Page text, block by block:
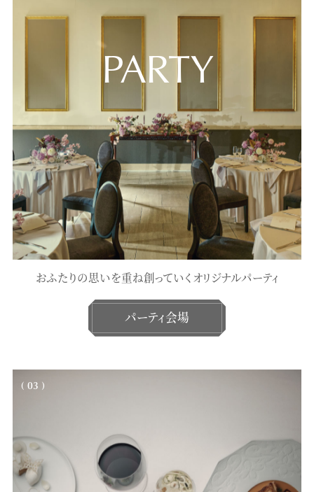
PARTY
おふたりの思いを重ね創っていくオリジナルパーティ
パーティ会場
( 03 )